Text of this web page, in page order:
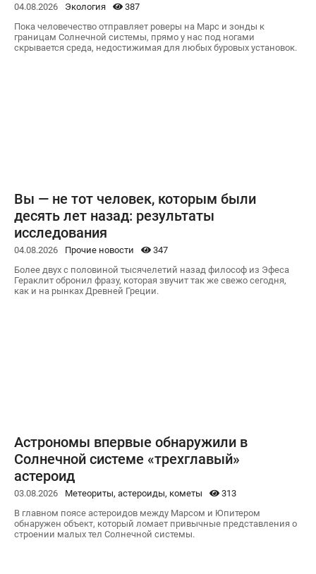
04.08.2026 Экология
387
Пока человечество отправляет роверы на Марс и зонды к
границам Солнечной системы, прямо у нас под ногами
скрывается среда, недостижимая для любых буровых установок.
Вы — не тот человек, которым были
десять лет назад: результаты
исследования
04.08.2026 Прочие новости
347
Более двух с половиной тысячелетий назад философ из Эфеса
Гераклит обронил фразу, которая звучит так же свежо сегодня,
как и на рынках Древней Греции.
Астрономы впервые обнаружили в
Солнечной системе «трехглавый»
астероид
03.08.2026 Метеориты, астероиды, кометы
313
В главном поясе астероидов между Марсом и Юпитером
обнаружен объект, который ломает привычные представления о
строении малых тел Солнечной системы.